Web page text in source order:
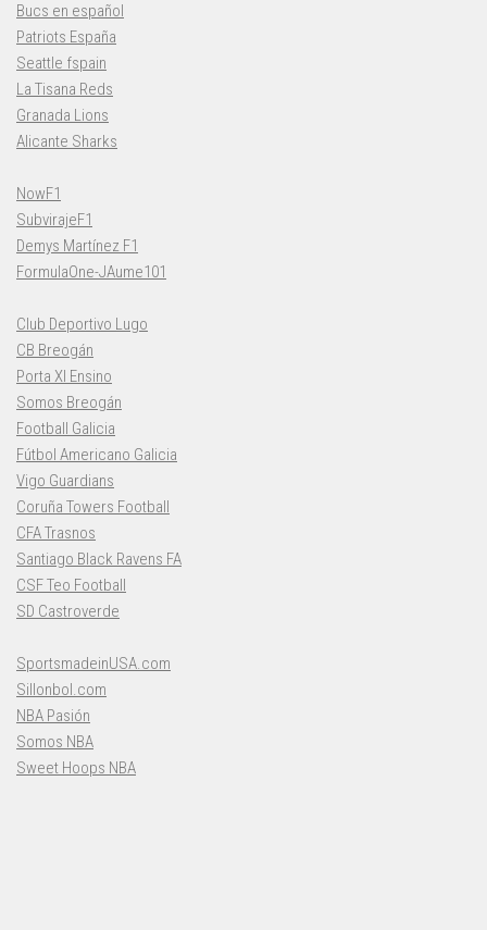
Bucs en español
Patriots España
Seattle fspain
La Tisana Reds
Granada Lions
Alicante Sharks
NowF1
SubvirajeF1
Demys Martínez F1
FormulaOne-JAume101
Club Deportivo Lugo
CB Breogán
Porta XI Ensino
Somos Breogán
Football Galicia
Fútbol Americano Galicia
Vigo Guardians
Coruña Towers Football
CFA Trasnos
Santiago Black Ravens FA
CSF Teo Football
SD Castroverde
SportsmadeinUSA.com
Sillonbol.com
NBA Pasión
Somos NBA
Sweet Hoops NBA